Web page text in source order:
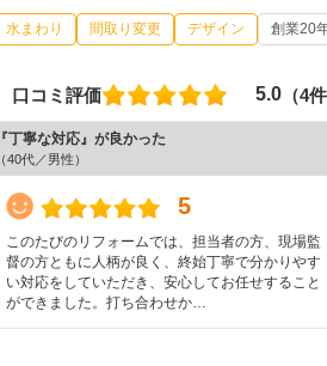
水まわり 間取り変更 デザイン 創業20
口コミ評価 5.0 （4件
『丁寧な対応』が良かった
（40代／男性）
5
このたびのリフォームでは、担当者の方、現場監
督の方ともに人柄が良く、終始丁寧で分かりやす
い対応をしていただき、安心してお任せすること
ができました。打ち合わせか…